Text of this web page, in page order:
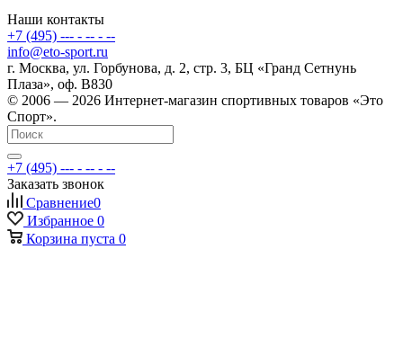
Наши контакты
+7 (495) --- - -- - --
info@eto-sport.ru
г. Москва, ул. Горбунова, д. 2, стр. 3, БЦ «Гранд Сетнунь
Плаза», оф. В830
© 2006 — 2026 Интернет-магазин спортивных товаров «Это
Спорт».
+7 (495) --- - -- - --
Заказать звонок
Сравнение0
Избранное 0
Корзина пуста 0